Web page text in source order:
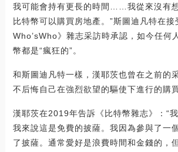
我可能會持有更長的時間……我從來沒有
比特幣可以購買房地產。”斯圖迪凡特在接
Who’sWho》雜志采訪時承認，如今任何
幣都是“瘋狂的”。
和斯圖迪凡特一樣，漢耶茨也曾在之前的
不后悔自己在強烈欲望的驅使下進行的購
漢耶茨在2019年告訴《比特幣雜志》：“
我來說這是免費的披薩。我因為參與了一
了披薩。通常愛好是浪費時間和金錢的，